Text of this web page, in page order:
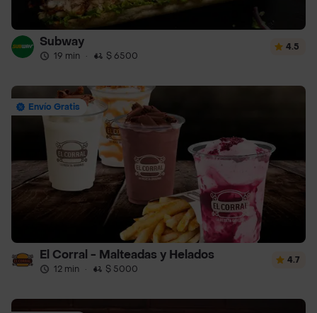
Subway
19 min · $ 6500
4.5
Envío Gratis
El Corral - Malteadas y Helados
12 min · $ 5000
4.7